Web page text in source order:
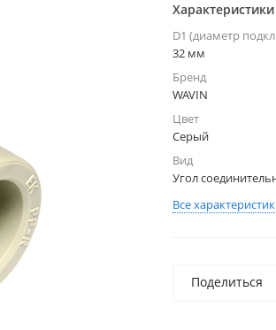
Характеристики
D1 (диаметр
32 мм
Бренд
WAVIN
Цвет
Серый
Вид
Угол
Все
Поделиться